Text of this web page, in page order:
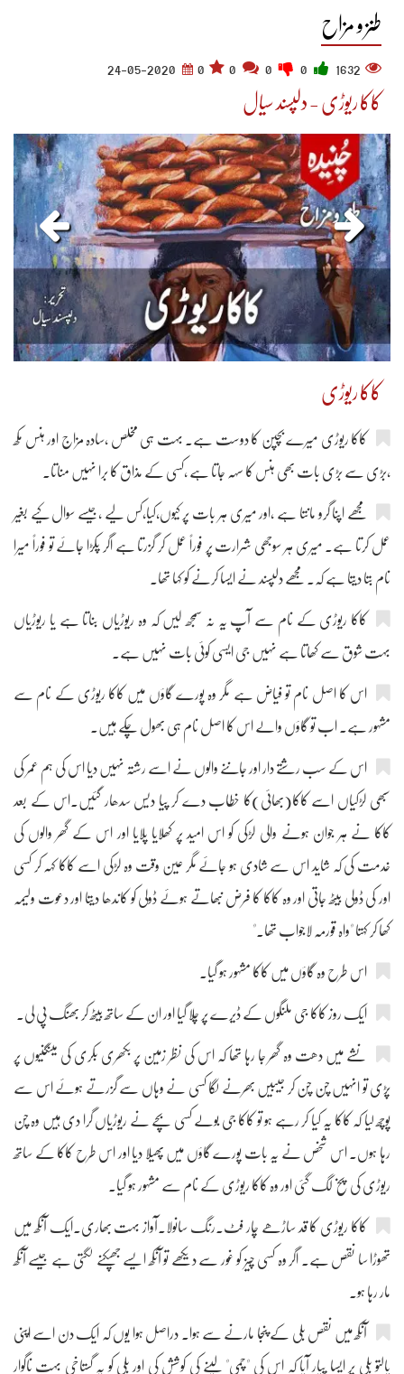
طنز و مزاح
1632
0
24-05-2020
کاکا ریوڑی - دلپسند سیال
کاکا ریوڑی
کاکا ریوڑی میرے بچپن کا دوست ہے۔ بہت ہی مخلص ،سادہ مزاج اور ہنس مکھ
،بڑی سے بڑی بات بھی ہنس کا سہہ جاتا ہے ،کسی کے مذاق کا برا نہیں مناتا۔
مجھے اپنا گرو مانتا ہے ،اور میری ہر بات پر کیوں،کیا،کس لیے ،جیسے سوال کیے بغیر
عمل کرتا ہے۔ میری ہر سوجھی شرارت پر فوراً عمل کر گزرتا ہے اگر پکڑا جائے تو فوراً میرا
نام بتا دیتا ہے کہ۔ مجھے دلپسند نے ایسا کرنے کو کہا تھا۔
کاکا ریوڑی کے نام سے آپ یہ نہ سمجھ لیں کہ وہ ریوڑیاں بناتا ہے یا ریوڑیاں
بہت شوق سے کھاتا ہے نہیں جی ایسی کوئی بات نہیں ہے۔
اس کا اصل نام تو فیاض ہے مگر وہ پورے گاؤں میں کاکا ریوڑی کے نام سے
مشہور ہے۔ اب تو گاؤں والے اس کا اصل نام ہی بھول چکے ہیں۔
اس کے سب رشتے دار اور جاننے والوں نے اسے رشتہ نہیں دیا اس کی ہم عمر کی
سبھی لڑکیاں اسے کاکا(بھائی)کا خطاب دے کر پیا دیس سدھار گئیں۔اس کے بعد
کاکا نے ہر جوان ہونے والی لڑکی کو اس امید پر کھلایا پلایا اور اس کے گھر والوں کی
خدمت کی کہ شاید اس سے شادی ہو جائے مگر عین وقت وہ لڑکی اسے کاکا کہہ کر کسی
اور کی ڈولی بیٹھ جاتی اور وہ کاکا کا فرض نبھاتے ہوئے ڈولی کو کاندھا دیتا اور دعوت ولیمہ
کھا کر کہتا "واہ قورمہ لاجواب تھا۔"
اس طرح وہ گاؤں میں کاکا مشہور ہو گیا۔
ایک روز کاکا جی ملنگوں کے ڈیرے پر چلا گیا اور ان کے ساتھ بیٹھ کر بھنگ پی لی۔
نشے میں دھت وہ گھر جا رہا تھا کہ اس کی نظر زمین پر بکھری بکری کی مینگنیوں پر
پڑی تو انہیں چن چن کر جیبیں بھرنے لگا کسی نے وہاں سے گزرتے ہوئے اس سے
پوچھ لیا کہ کاکا یہ کیا کر رہے ہو تو کاکا جی بولے کسی بچے نے ریوڑیاں گرا دی ہیں وہ چن
رہا ہوں۔ اس شخص نے یہ بات پورے گاؤں میں پھیلا دیا اور اس طرح کاکا کے ساتھ
ریوڑی کی پخ لگ گئی اور وہ کاکا ریوڑی کے نام سے مشہور ہو گیا۔
کاکا ریوڑی کا قد ساڑھے چار فٹ۔رنگ سانولا۔آواز بہت بھاری۔ایک آنکھ میں
تھوڑا سا نقص ہے۔ اگر وہ کسی چیز کو غور سے دیکھے تو آنکھ ایسے جھپکنے لگتی ہے جیسے آنکھ
مار رہا ہو۔
آنکھ میں نقص بلی کے پنجا مارنے سے ہوا۔ دراصل ہوا یوں کہ ایک دن اسے اپنی
پالتو بلی پر ایسا پیار آیا کہ اس کی "چمی" لینے کی کوشش کی اور بلی کو یہ گستاخی بہت ناگوار